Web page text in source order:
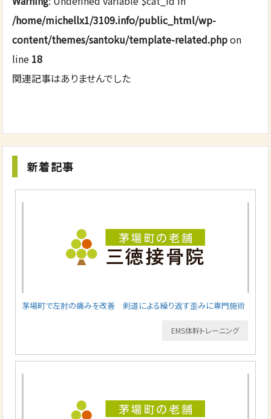
/home/michellx1/3109.info/public_html/wp-
content/themes/santoku/template-related.phpon
line 18
関連記事はありませんでした
新着記事
茅場町で左肘の痛みを改善 剣道による繰り返す歪みに専門施術
EMS体幹トレーニング